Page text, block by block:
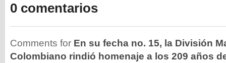
0 comentarios
Comments for En su fecha no. 15, la División
Colombiano rindió homenaje a los 209 años